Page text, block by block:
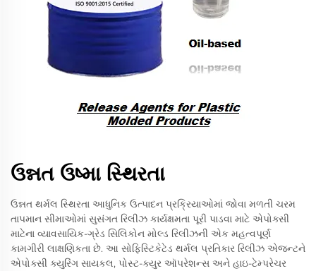
ઉન્નત ઉષ્મા સ્થિરતા
ઉન્નત થર્મલ સ્થિરતા આધુનિક ઉત્પાદન પ્રક્રિયાઓમાં જોવા મળતી ચરમ
તાપમાન સીમાઓમાં સુસંગત રિલીઝ કાર્યક્ષમતા પૂરી પાડવા માટે એપોક્સી
માટેના વ્યાવસાયિક-ગ્રેડ સિલિકોન મોલ્ડ રિલીઝની એક મહત્વપૂર્ણ
કામગીરી લાક્ષણિકતા છે. આ સોફિસ્ટિકેટેડ થર્મલ પ્રતિકાર રિલીઝ એજન્ટને
એપોક્સી ક્યુરિંગ સાયકલ, પોસ્ટ-ક્યુર ઑપરેશન્સ અને હાઇ-ટેમ્પરેચર